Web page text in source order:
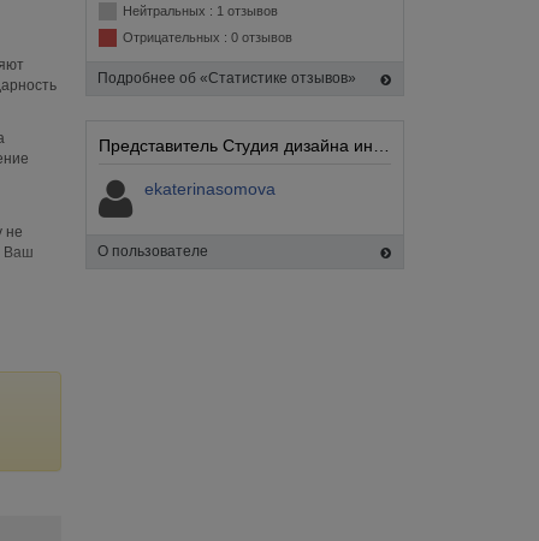
не
Ваш
Нейтральных : 1 отзывов
Отрицательных : 0 отзывов
Подробнее об «Статистике отзывов»
ekaterinasomova
О пользователе